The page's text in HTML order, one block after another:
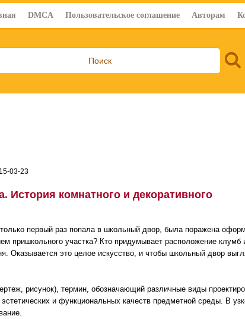
DMCA Пользовательское соглашение Авторам
03-23
История комнатного и декоративного
первый раз попала в школьный двор, была поражена
пришкольного участка? Кто придумывает расположение клумб
Оказывается это целое искусство, и чтобы школьный двор
рисунок), термин, обозначающий различные виды
и функциональных качеств предметной среды. В